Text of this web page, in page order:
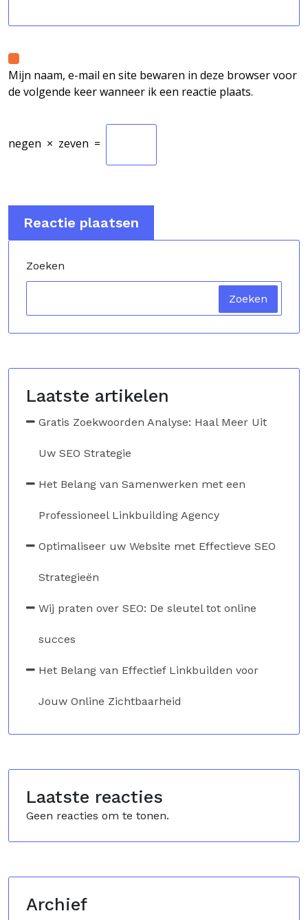
Mijn naam, e-mail en site bewaren in deze browser voor
de volgende keer wanneer ik een reactie plaats.
negen × zeven =
Zoeken
Zoeken
Laatste artikelen
Gratis Zoekwoorden Analyse: Haal Meer Uit
Uw SEO Strategie
Het Belang van Samenwerken met een
Professioneel Linkbuilding Agency
Optimaliseer uw Website met Effectieve SEO
Strategieën
Wij praten over SEO: De sleutel tot online
succes
Het Belang van Effectief Linkbuilden voor
Jouw Online Zichtbaarheid
Laatste reacties
Geen reacties om te tonen.
Archief